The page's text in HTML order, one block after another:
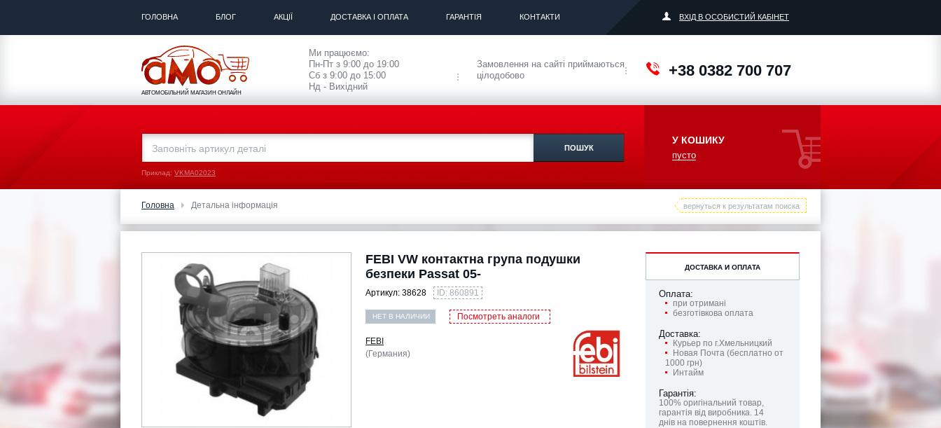
ГОЛОВНА БЛОГ АКЦІЇ ДОСТАВКА І ОПЛАТА ГАРАНТІЯ КОНТАКТИ ВХІД В ОСОБИСТИЙ КАБІНЕТ
АВТОМОБІЛЬНИЙ МАГАЗИН ОНЛАЙН
Ми працюємо:
Пн-Пт з 9:00 до 19:00
Сб з 9:00 до 15:00
Нд - Вихідний
Замовлення на сайті приймаються
цілодобово
+38 0382 700 707
Приклад: VKMA02023
У КОШИКУ
пусто
Головна Детальна інформація вернуться к результатам поиска
FEBI VW контактна група подушки
безпеки Passat 05-
Артикул: 38628 ID: 860891
НЕТ В НАЛИЧИИ Посмотреть аналоги
FEBI
(Германия)
ДОСТАВКА И ОПЛАТА
Оплата:
при отримані
безготівкова оплата
Доставка:
Курьер по г.Хмельницкий
Новая Почта (бесплатно от
1000 грн)
Интайм
Гарантія:
100% оригінальний товар,
гарантія від виробника. 14
днів на повернення коштів.